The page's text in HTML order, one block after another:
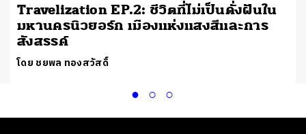
Travelization EP.2: ชีวิตที่ไม่เป็นดั่งฝันใน
มหานครนิวยอร์ก เมืองแห่งแสงสีและการ
สังสรรค์
โดย ชยพล ทองสวัสดิ์